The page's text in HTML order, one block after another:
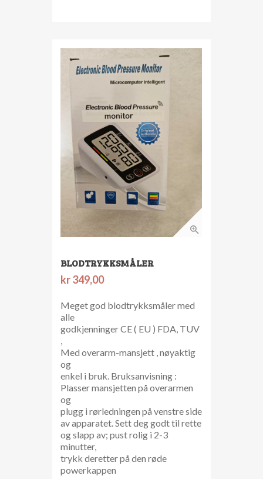
BLODTRYKKSMÅLER
kr349,00
Meget god blodtrykksmåler med
alle
godkjenninger CE ( EU ) FDA, TUV
,
Med overarm-mansjett , nøyaktig
og
enkel i bruk. Bruksanvisning :
Plasser mansjetten på overarmen
og
plugg i rørledningen på venstre side
av apparatet. Sett deg godt til rette
og slapp av; pust rolig i 2-3
minutter,
trykk deretter på den røde
powerkappen